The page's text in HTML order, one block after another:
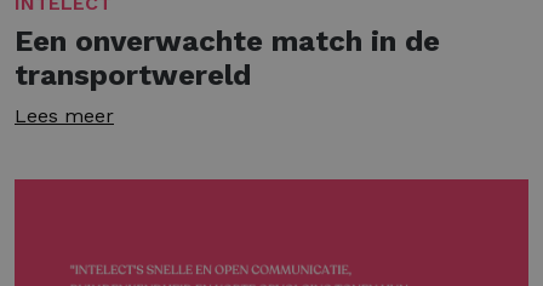
Een onverwachte match in de
transportwereld
Lees meer